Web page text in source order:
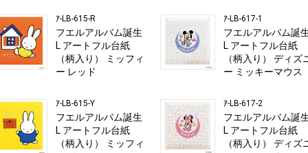
ｱ-LB-615-R
フエルアルバム誕生
L アートフル台紙
（柄入り） ミッフィ
ー レッド
ｱ-LB-615-Y
フエルアルバム誕生
L アートフル台紙
（柄入り） ミッフィ
ｱ-LB-617-1
フエルアルバム誕
L アートフル台紙
（柄入り） ディズ
ー ミッキーマウス
ｱ-LB-617-2
フエルアルバム誕
L アートフル台紙
（柄入り） ディズ